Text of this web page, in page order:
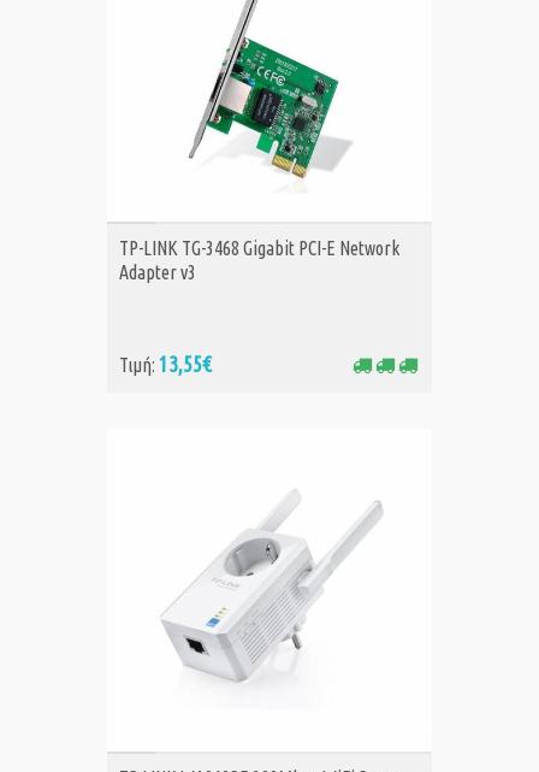
ΑΓΟΡΑ
TP-LINK TG-3468 Gigabit PCI-E Network
Adapter v3
Τιμή: 13,55€